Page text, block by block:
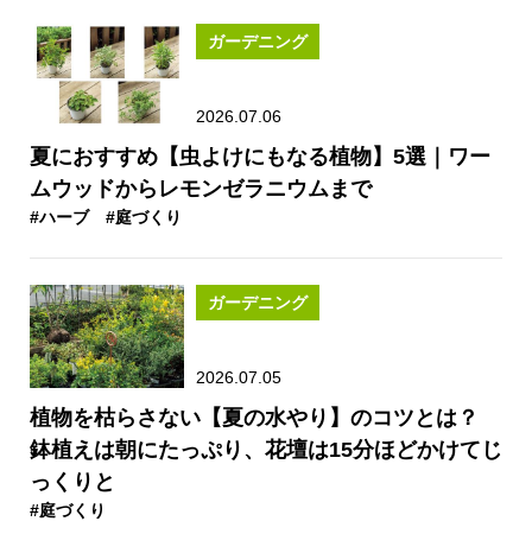
ガーデニング
2026.07.06
夏におすすめ【虫よけにもなる植物】5選｜ワー
ムウッドからレモンゼラニウムまで
#ハーブ #庭づくり
ガーデニング
2026.07.05
植物を枯らさない【夏の水やり】のコツとは？
鉢植えは朝にたっぷり、花壇は15分ほどかけてじ
っくりと
#庭づくり